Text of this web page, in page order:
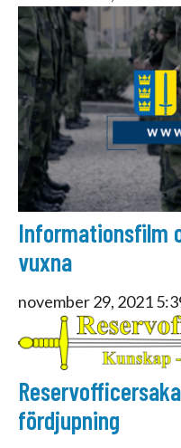
Informationsfilm
vuxna
november 29, 2021
fördjupning